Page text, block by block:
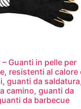
– Guanti in pelle per
resistenti al calore
guanti da
camino, guanti da
da barbecue